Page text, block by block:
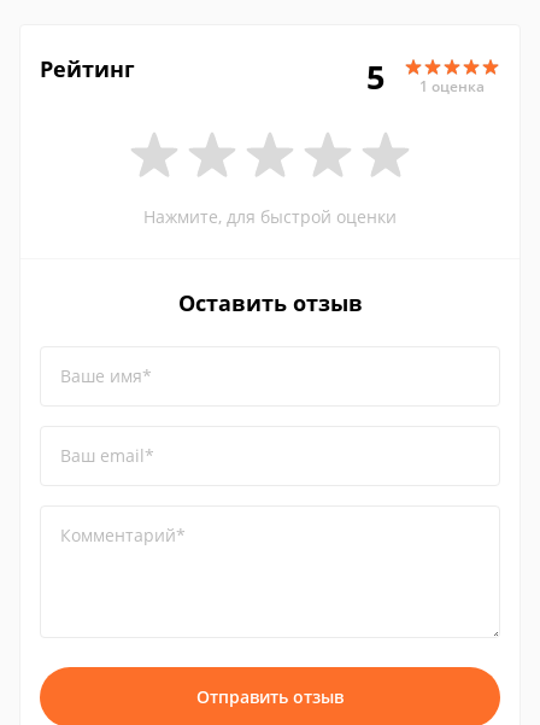
Рейтинг 5 1 оценка
Нажмите, для быстрой оценки
Оставить отзыв
Ваше имя*
Ваш email*
Комментарий*
Отправить отзыв